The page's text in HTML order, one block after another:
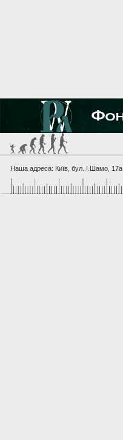
Наша адреса: Київ, бул. I.Шамо, 17а